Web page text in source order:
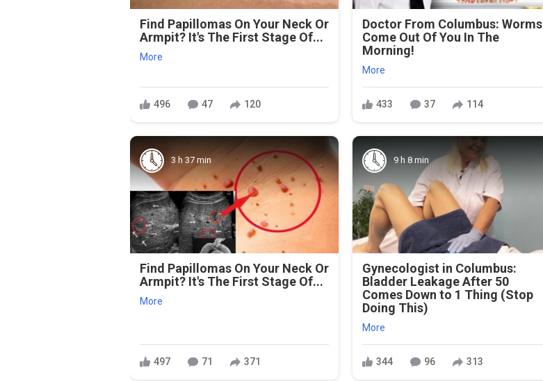
Find Papillomas On Your Neck Or
Armpit? It's The First Stage Of...
More
496 47 120
Doctor From Columbus: Worms
Come Out Of You In The
Morning!
More
433 37 114
3 h 37 min
Find Papillomas On Your Neck Or
Armpit? It's The First Stage Of...
More
497 71 371
9 h 8 min
Gynecologist in Columbus:
Bladder Leakage After 50
Comes Down to 1 Thing (Stop
Doing This)
More
344 96 313